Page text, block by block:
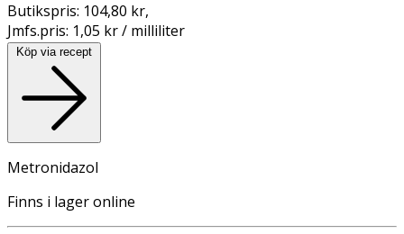
Butikspris: 104,80 kr,
Jmfs.pris: 1,05 kr / milliliter
Köp via recept
Metronidazol
Finns i lager online